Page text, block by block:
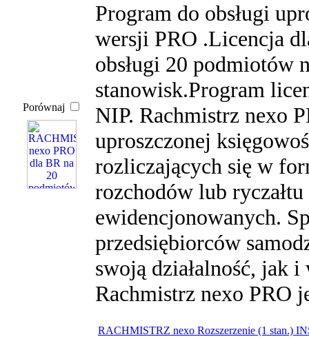
Porównaj
Program do obsługi
wersji PRO .Licencja
obsługi 20 podmiotów
stanowisk.Program
NIP. Rachmistrz nexo
uproszczonej
rozliczających się w
rozchodów lub
ewidencjonowanych.
przedsiębiorców
swoją działalność, jak
Rachmistrz nexo PRO
RACHMISTRZ nexo Rozszerzenie (1 stan.)